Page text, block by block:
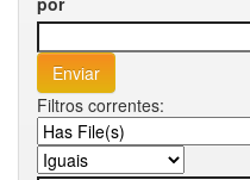
Filtros correntes: